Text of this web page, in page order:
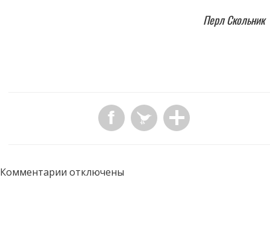
Перл Скольник
Комментарии отключены